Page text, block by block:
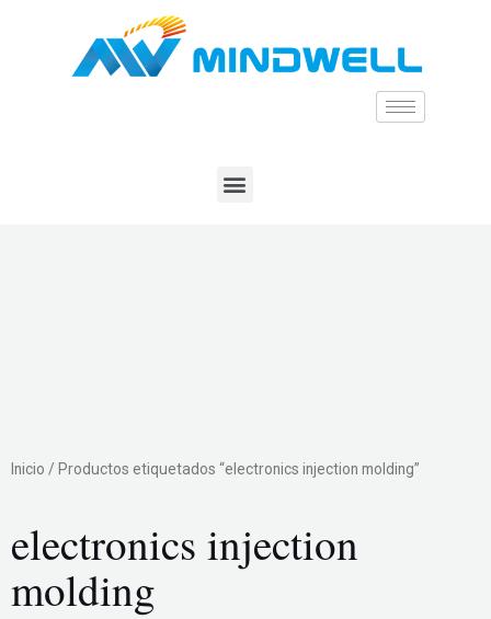
Inicio / Productos etiquetados “electronics injection molding”
electronics injection
molding